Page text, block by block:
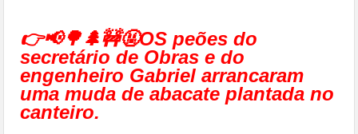
👉📢🌳🌲🚧🤬OS peões do
secretário de Obras e do
engenheiro Gabriel arrancaram
uma muda de abacate plantada no
canteiro.